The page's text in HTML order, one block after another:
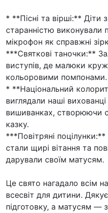
* **Пісні та вірші:**
старанністю виконували
мікрофон як справжні
***Святкові таночки:**
виступів, де малюки
кольоровими помпонами.
* **Національний
виглядали наші
вишиванках, створюючи
казку.
***Повітряні
стали щирі вітання та
дарували своїм матусям.
Це свято нагадало всім
всесвіт для дитини.
підготовку, а матусям —